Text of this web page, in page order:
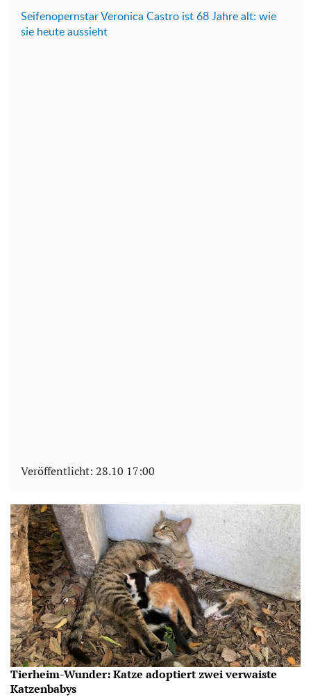
Seifenopernstar Veronica Castro ist 68 Jahre alt: wie
sie heute aussieht
Veröffentlicht: 28.10 17:00
Tierheim-Wunder: Katze adoptiert zwei verwaiste
Katzenbabys